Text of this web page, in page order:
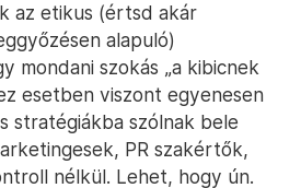
az etikus (értsd akár
alapuló)
mondani szokás „a kibicnek
esetben viszont egyenesen
stratégiákba szólnak bele
PR szakértők,
nélkül. Lehet, hogy ún.